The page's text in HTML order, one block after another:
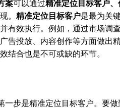
案可以通过精准定位目标客户
。精准定位目标客户是最为关
有效执行。例如，通过市场调
告投放、内容创作等方面做出
结合也是不可或缺的环节。
步是精准定位目标客户。要